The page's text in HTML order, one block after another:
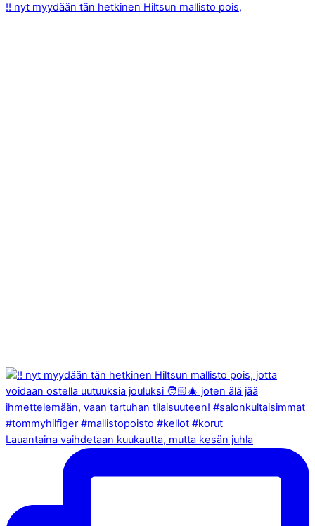
‼️ nyt myydään tän hetkinen Hiltsun mallisto pois,
Lauantaina vaihdetaan kuukautta, mutta kesän juhla